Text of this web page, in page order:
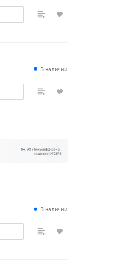
В наличии
В наличии